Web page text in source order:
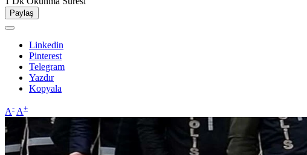
Paylaş
Linkedin
Pinterest
Telegram
Yazdır
Kopyala
A- A+